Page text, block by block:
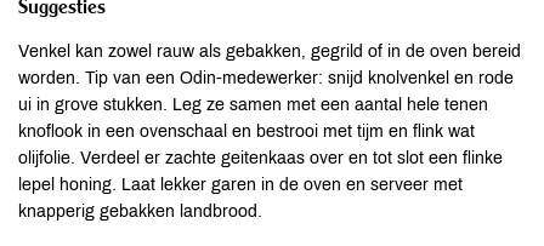
Suggesties
Venkel kan zowel rauw als gebakken, gegrild of in de oven bereid
worden. Tip van een Odin-medewerker: snijd knolvenkel en rode
ui in grove stukken. Leg ze samen met een aantal hele tenen
knoflook in een ovenschaal en bestrooi met tijm en flink wat
olijfolie. Verdeel er zachte geitenkaas over en tot slot een flinke
lepel honing. Laat lekker garen in de oven en serveer met
knapperig gebakken landbrood.